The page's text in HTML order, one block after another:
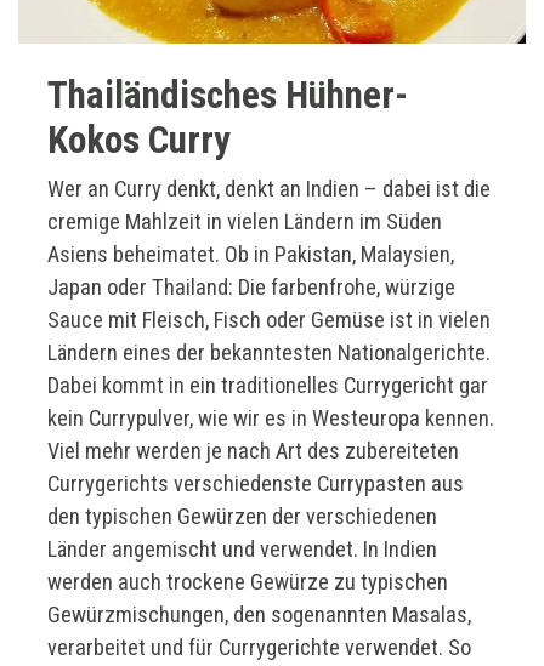
Thailändisches Hühner-
Kokos Curry
Wer an Curry denkt, denkt an Indien – dabei ist die
cremige Mahlzeit in vielen Ländern im Süden
Asiens beheimatet. Ob in Pakistan, Malaysien,
Japan oder Thailand: Die farbenfrohe, würzige
Sauce mit Fleisch, Fisch oder Gemüse ist in vielen
Ländern eines der bekanntesten Nationalgerichte.
Dabei kommt in ein traditionelles Currygericht gar
kein Currypulver, wie wir es in Westeuropa kennen.
Viel mehr werden je nach Art des zubereiteten
Currygerichts verschiedenste Currypasten aus
den typischen Gewürzen der verschiedenen
Länder angemischt und verwendet. In Indien
werden auch trockene Gewürze zu typischen
Gewürzmischungen, den sogenannten Masalas,
verarbeitet und für Currygerichte verwendet. So